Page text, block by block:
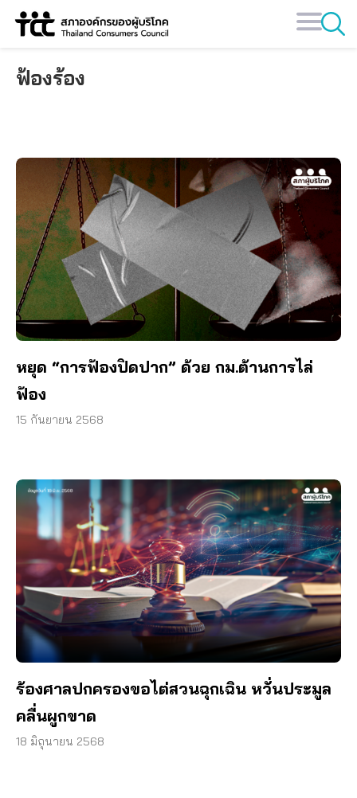
Skip
ฟ้องร้อง
หยุด “การฟ้องปิดปาก” ด้วย กม.ต้านการไล่
ฟ้อง
15 กันยายน 2568
ร้องศาลปกครองขอไต่สวนฉุกเฉิน หวั่นประมูล
คลื่นผูกขาด
18 มิถุนายน 2568